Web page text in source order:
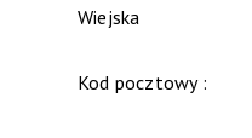
Wiejska
Kod pocztowy :